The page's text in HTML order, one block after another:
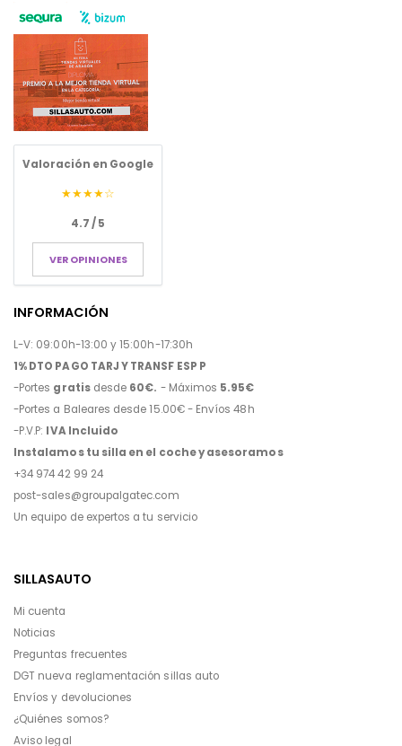
Valoración en Google
★★★★☆
4.7 / 5
VER OPINIONES
INFORMACIÓN
L-V: 09:00h-13:00 y 15:00h-17:30h
1% DTO PAGO TARJ Y TRANSF ESP P
-Portes gratisdesde 60€. - Máximos 5.95€
-Portes a Baleares desde 15.00€ - Envíos 48h
-P.V.P: IVA Incluido
Instalamos tu silla en el coche y asesoramos
+34 974 42 99 24
post-sales@groupalgatec.com
Un equipo de expertos a tu servicio
SILLASAUTO
Mi cuenta
Noticias
Preguntas frecuentes
DGT nueva reglamentación sillas auto
Envíos y devoluciones
¿Quiénes somos?
Aviso legal